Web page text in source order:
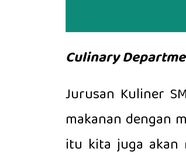
Culinary
Jurusan Kuliner
makanan dengan
itu kita juga akan